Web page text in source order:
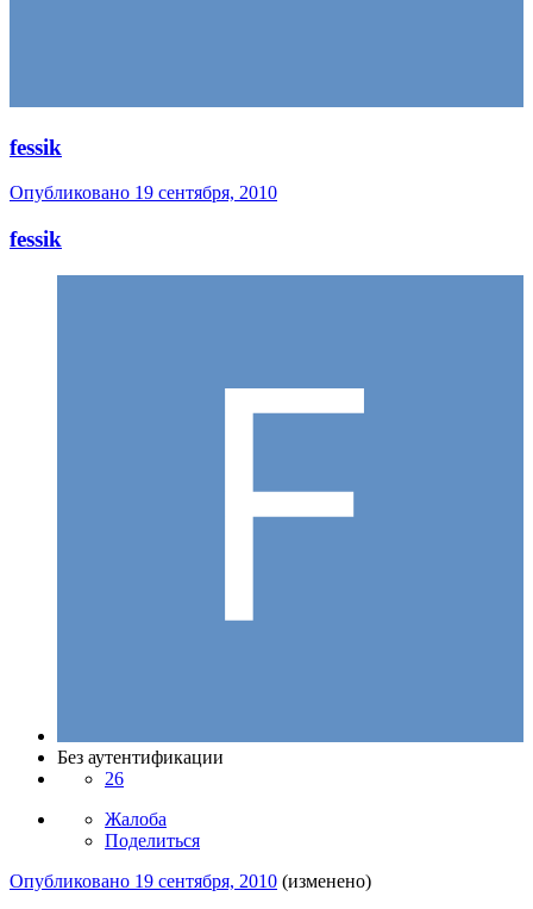
fessik
Опубликовано 19 сентября, 2010
fessik
Без аутентификации
26
Жалоба
Поделиться
Опубликовано 19 сентября, 2010 (изменено)